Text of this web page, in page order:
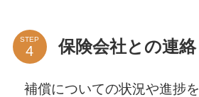
STEP 保険会社との連絡
補償についての状況や進捗